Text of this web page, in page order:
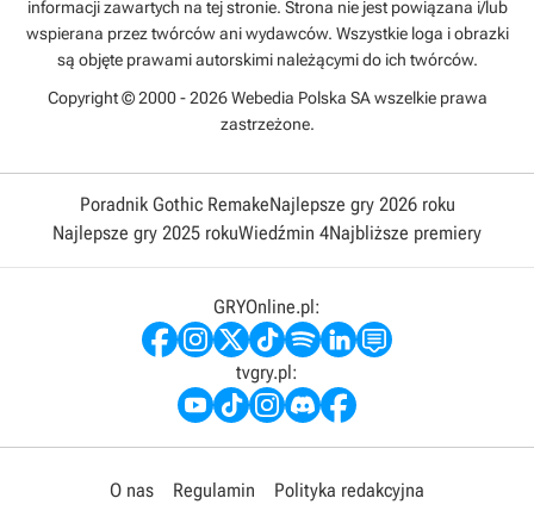
informacji zawartych na tej stronie. Strona nie jest powiązana i/lub
wspierana przez twórców ani wydawców. Wszystkie loga i obrazki
są objęte prawami autorskimi należącymi do ich twórców.
Copyright © 2000 - 2026 Webedia Polska SA wszelkie prawa
zastrzeżone.
Poradnik Gothic RemakeNajlepsze gry 2026 roku
Najlepsze gry 2025 rokuWiedźmin 4Najbliższe premiery
GRYOnline.pl:
tvgry.pl:
O nas Regulamin
Polityka redakcyjna